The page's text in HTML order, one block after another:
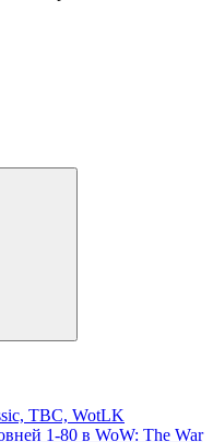
TBC, WotLK
1-80 в WoW: The War